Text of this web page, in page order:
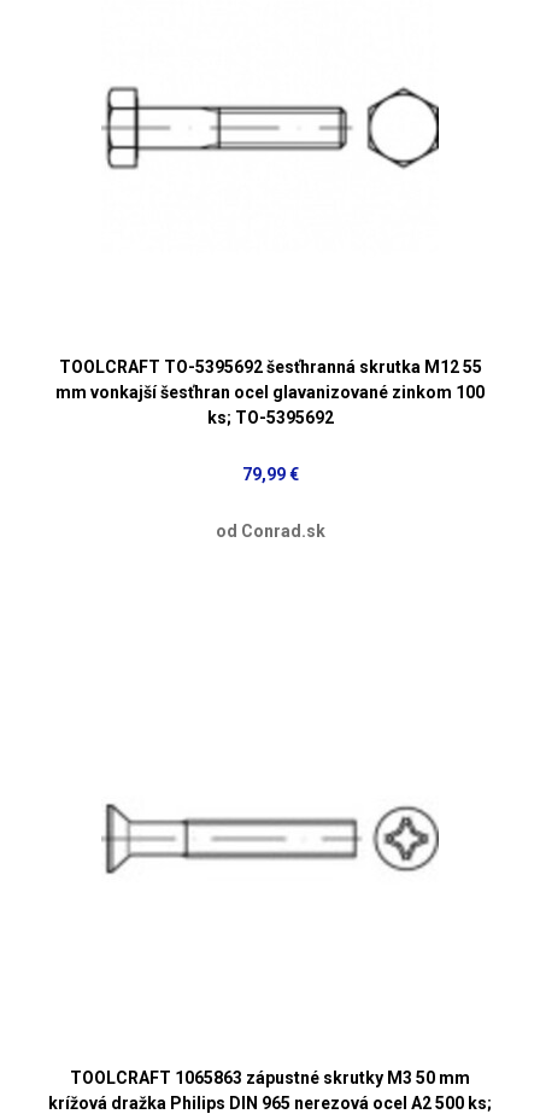
TOOLCRAFT TO-5395692 šesťhranná skrutka M12 55
mm vonkajší šesťhran ocel glavanizované zinkom 100
ks; TO-5395692
79,99 €
od Conrad.sk
TOOLCRAFT 1065863 zápustné skrutky M3 50 mm
krížová dražka Philips DIN 965 nerezová ocel A2 500 ks;